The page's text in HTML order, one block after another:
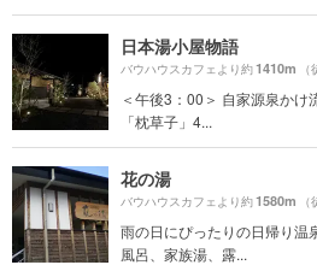
日本湯小屋物語
バウハウスカフェより約1410m
＜午後3：00＞ 自家源泉かけ
「枕草子」4...
花の湯
バウハウスカフェより約1580m
雨の日にぴったりの日帰り温
風呂、家族湯、露...